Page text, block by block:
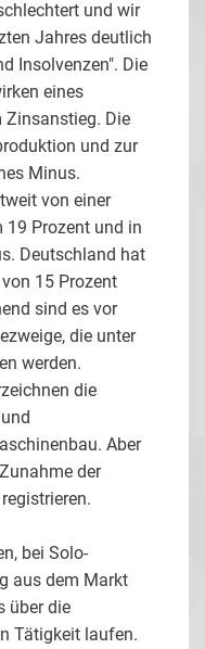
und wir
Jahres deutlich
Insolvenzen". Die
eines
Zinsanstieg. Die
und zur
Minus.
von einer
19 Prozent und in
Deutschland hat
15 Prozent
sind es vor
die unter
werden.
die
Aber
der
bei Solo-
aus dem Markt
über die
Tätigkeit laufen.